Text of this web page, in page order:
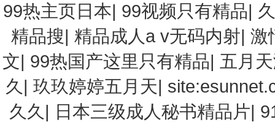
99热主页日本| 99视频只有精品|
精品搜| 精品成人a v无码内射| 激
文| 99热国产这里只有精品| 五月
久 | 玖玖婷婷五月天|
久久 | 日本三级成人秘书精品片|